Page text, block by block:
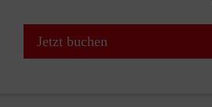
Jetzt buchen